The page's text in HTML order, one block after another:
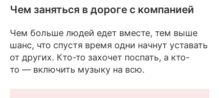
Чем заняться в дороге с компанией
Чем больше людей едет вместе, тем выше
шанс, что спустя время одни начнут уставать
от других. Кто-то захочет поспать, а кто-
то — включить музыку на всю.